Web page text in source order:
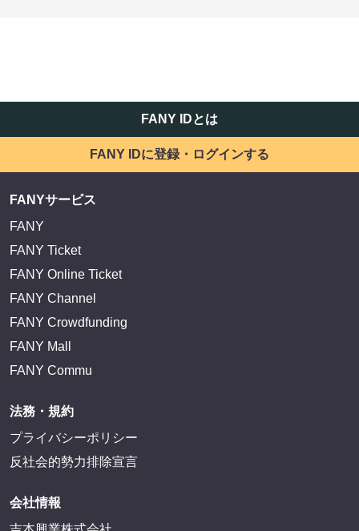
FANY IDとは
FANY IDに登録・ログインする
FANYサービス
FANY
FANY Ticket
FANY Online Ticket
FANY Channel
FANY Crowdfunding
FANY Mall
FANY Commu
法務・規約
プライバシーポリシー
反社会的勢力排除宣言
会社情報